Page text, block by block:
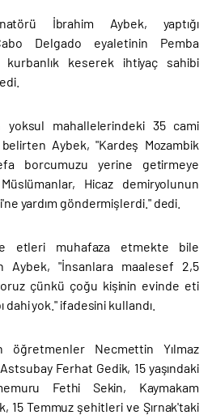
İbrahim Aybek, yaptığı
Delgado eyaletinin Pemba
keserek ihtiyaç sahibi
mahallelerindeki 35 cami
belirten Aybek, "Kardeş Mozambik
borcumuzu yerine getirmeye
Müslümanlar, Hicaz demiryolunun
yardım göndermişlerdi." dedi.
etleri muhafaza etmekte bile
Aybek, "İnsanlara maalesef 2,5
çünkü çoğu kişinin evinde eti
yok." ifadesini kullandı.
öğretmenler Necmettin Yılmaz
Ferhat Gedik, 15 yaşındaki
Fethi Sekin, Kaymakam
15 Temmuz şehitleri ve Şırnak'taki